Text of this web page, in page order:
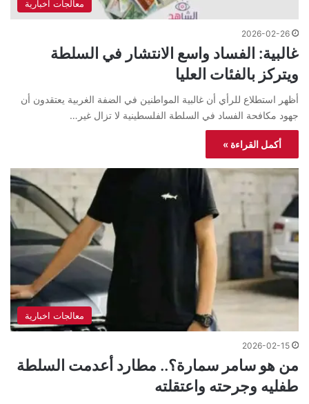
معالجات اخبارية
2026-02-26
غالبية: الفساد واسع الانتشار في السلطة
ويتركز بالفئات العليا
أظهر استطلاع للرأي أن غالبية المواطنين في الضفة الغربية يعتقدون أن
جهود مكافحة الفساد في السلطة الفلسطينية لا تزال غير…
أكمل القراءة »
معالجات اخبارية
2026-02-15
من هو سامر سمارة؟.. مطارد أعدمت السلطة
طفليه وجرحته واعتقلته